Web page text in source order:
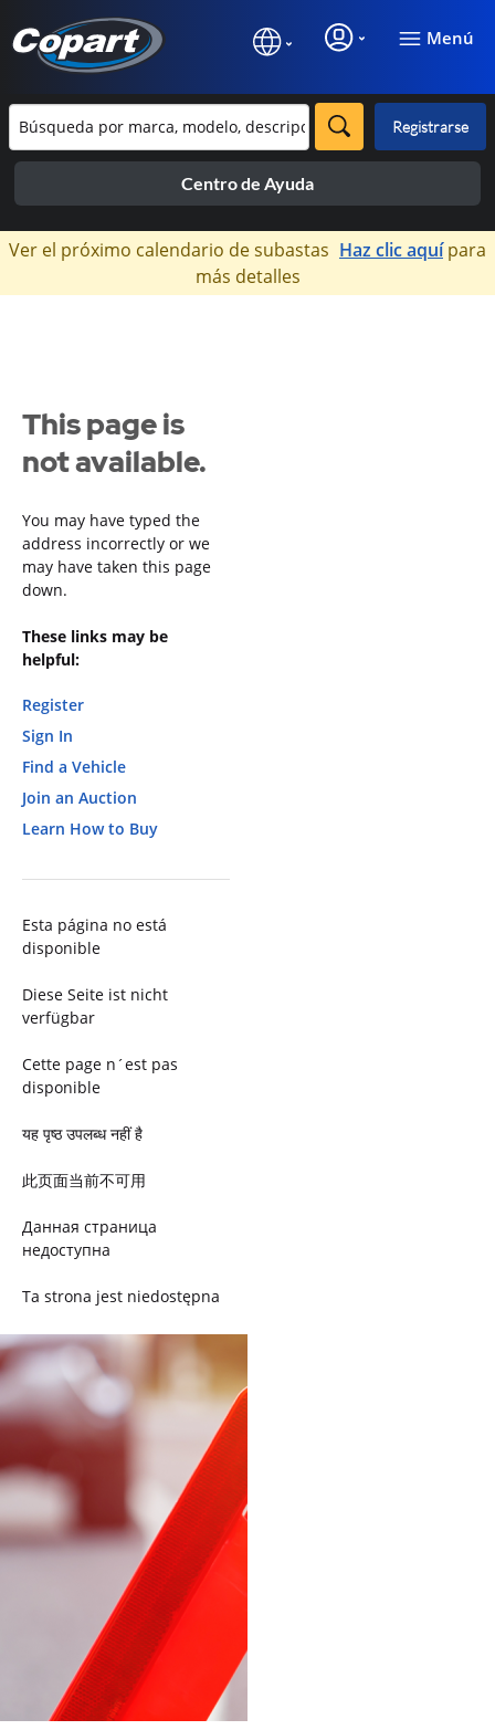
Menú
Registrarse
Centro de Ayuda
×
Ver el próximo calendario de subastas Haz clic aquípara
más detalles
This page is
not available.
You may have typed the
address incorrectly or we
may have taken this page
down.
These links may be
helpful:
Register
Sign In
Find a Vehicle
Join an Auction
Learn How to Buy
Esta página no está
disponible
Diese Seite ist nicht
verfügbar
Cette page n´est pas
disponible
यह पृष्ठ उपलब्ध नहीं है
此页面当前不可用
Данная страница
недоступна
Ta strona jest niedostępna
Trang này không có
Esta página não está
disponível
このページは現在利用できま
せん
Pagina non disponibile
هذه الصفحة غير متوفرة